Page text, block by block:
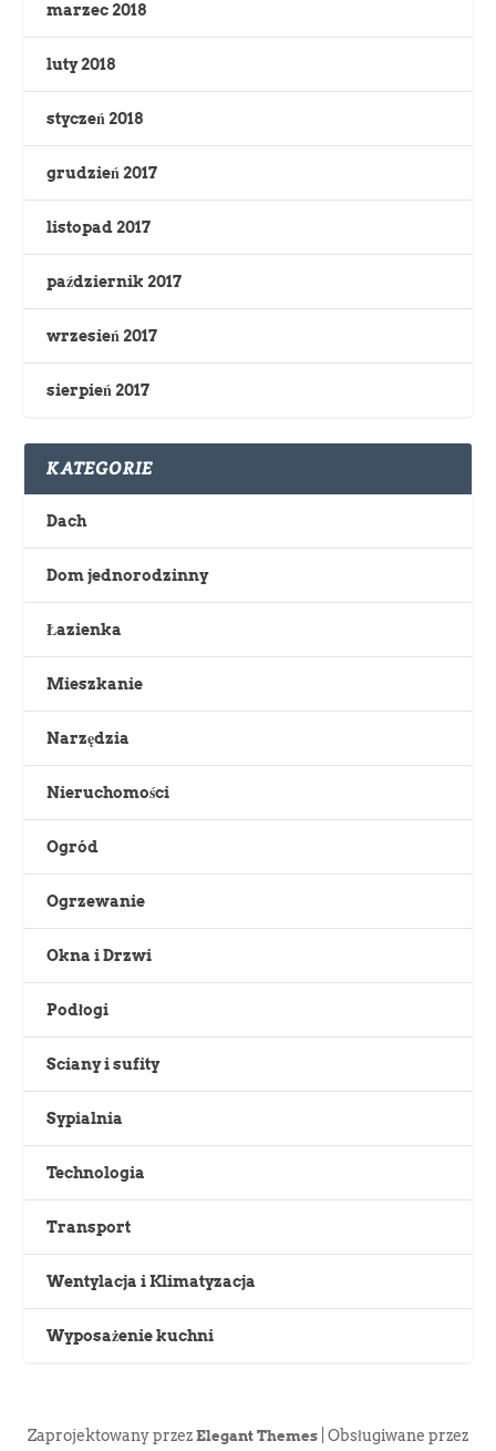
marzec 2018
luty 2018
styczeń 2018
grudzień 2017
listopad 2017
październik 2017
wrzesień 2017
sierpień 2017
KATEGORIE
Dach
Dom jednorodzinny
Łazienka
Mieszkanie
Narzędzia
Nieruchomości
Ogród
Ogrzewanie
Okna i Drzwi
Podłogi
Sciany i sufity
Sypialnia
Technologia
Transport
Wentylacja i Klimatyzacja
Wyposażenie kuchni
Zaprojektowany przez Elegant Themes | Obsługiwane przez